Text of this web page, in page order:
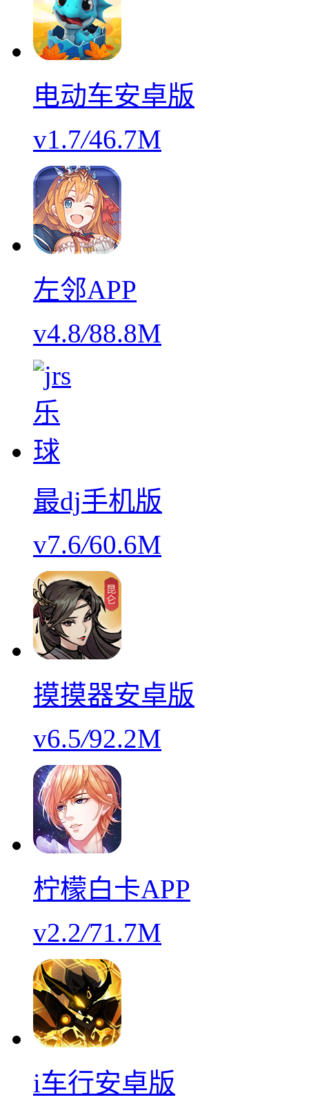
电动车安卓版
v1.7/46.7M
左邻APP
v4.8/88.8M
最dj手机版
v7.6/60.6M
摸摸器安卓版
v6.5/92.2M
柠檬白卡APP
v2.2/71.7M
i车行安卓版